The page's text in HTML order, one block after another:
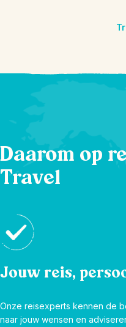
Daarom op
Travel
Jouw reis,
Onze reisexperts kennen de
naar jouw wensen en